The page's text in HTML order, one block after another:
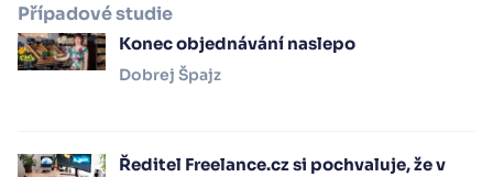
Případové studie
Konec objednávání naslepo
Dobrej Špajz
Ředitel Freelance.cz si pochvaluje, že v